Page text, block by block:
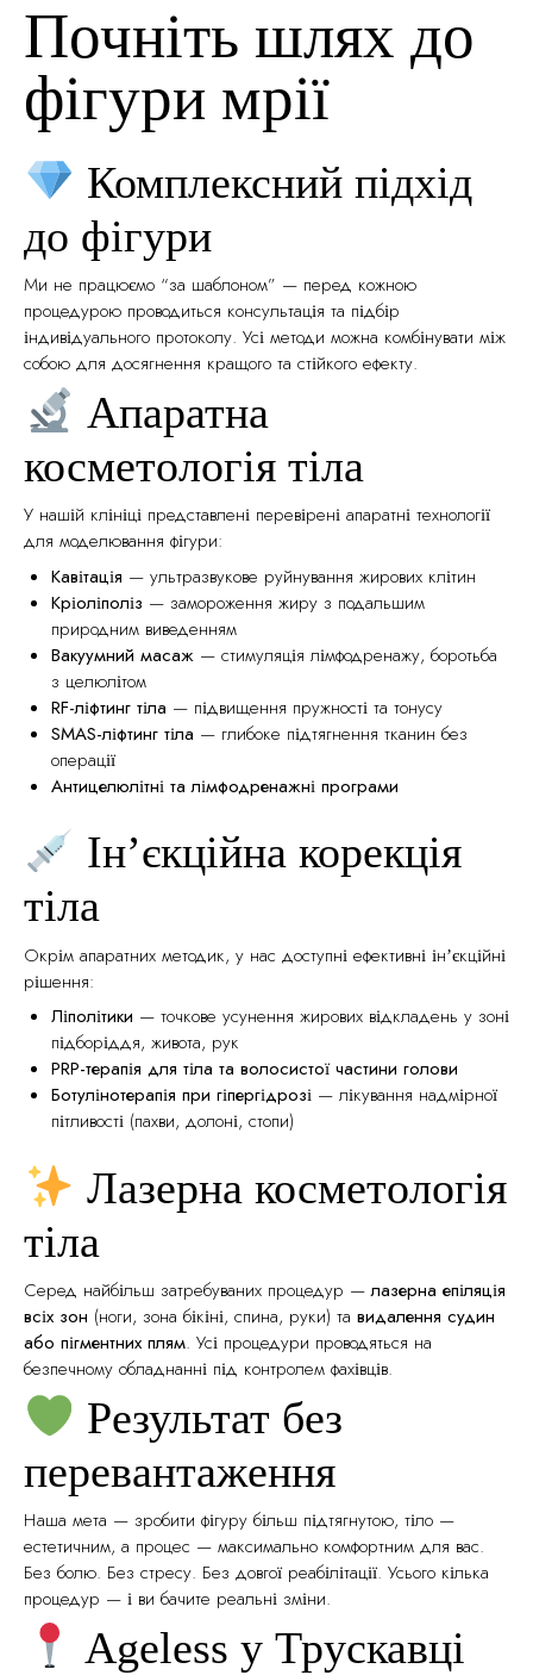
Почніть шлях до
фігури мрії
Комплексний підхід
до фігури
Ми не працюємо “за шаблоном” — перед кожною
процедурою проводиться консультація та підбір
індивідуального протоколу. Усі методи можна комбінувати між
собою для досягнення кращого та стійкого ефекту.
Апаратна
косметологія тіла
У нашій клініці представлені перевірені апаратні технології
для моделювання фігури:
Кавітація — ультразвукове руйнування жирових клітин
Кріоліполіз — замороження жиру з подальшим
природним виведенням
Вакуумний масаж— стимуляція лімфодренажу, боротьба
з целюлітом
RF-ліфтинг тіла — підвищення пружності та тонусу
SMAS-ліфтинг тіла — глибоке підтягнення тканин без
операції
Антицелюлітні та лімфодренажні програми
Інʼєкційна корекція
тіла
Окрім апаратних методик, у нас доступні ефективні інʼєкційні
рішення:
Ліполітики — точкове усунення жирових відкладень у зоні
підборіддя, живота, рук
PRP-терапія для тіла та волосистої частини голови
Ботулінотерапія при гіпергідрозі— лікування надмірної
пітливості (пахви, долоні, стопи)
Лазерна косметологія
тіла
Серед найбільш затребуваних процедур —лазерна епіляція
всіх зон (ноги, зона бікіні, спина, руки) та видалення судин
або пігментних плям. Усі процедури проводяться на
безпечному обладнанні під контролем фахівців.
Результат без
перевантаження
Наша мета — зробити фігуру більш підтягнутою, тіло —
естетичним, а процес — максимально комфортним для вас.
Без болю. Без стресу. Без довгої реабілітації. Усього кілька
процедур — і ви бачите реальні зміни.
Ageless у Трускавці